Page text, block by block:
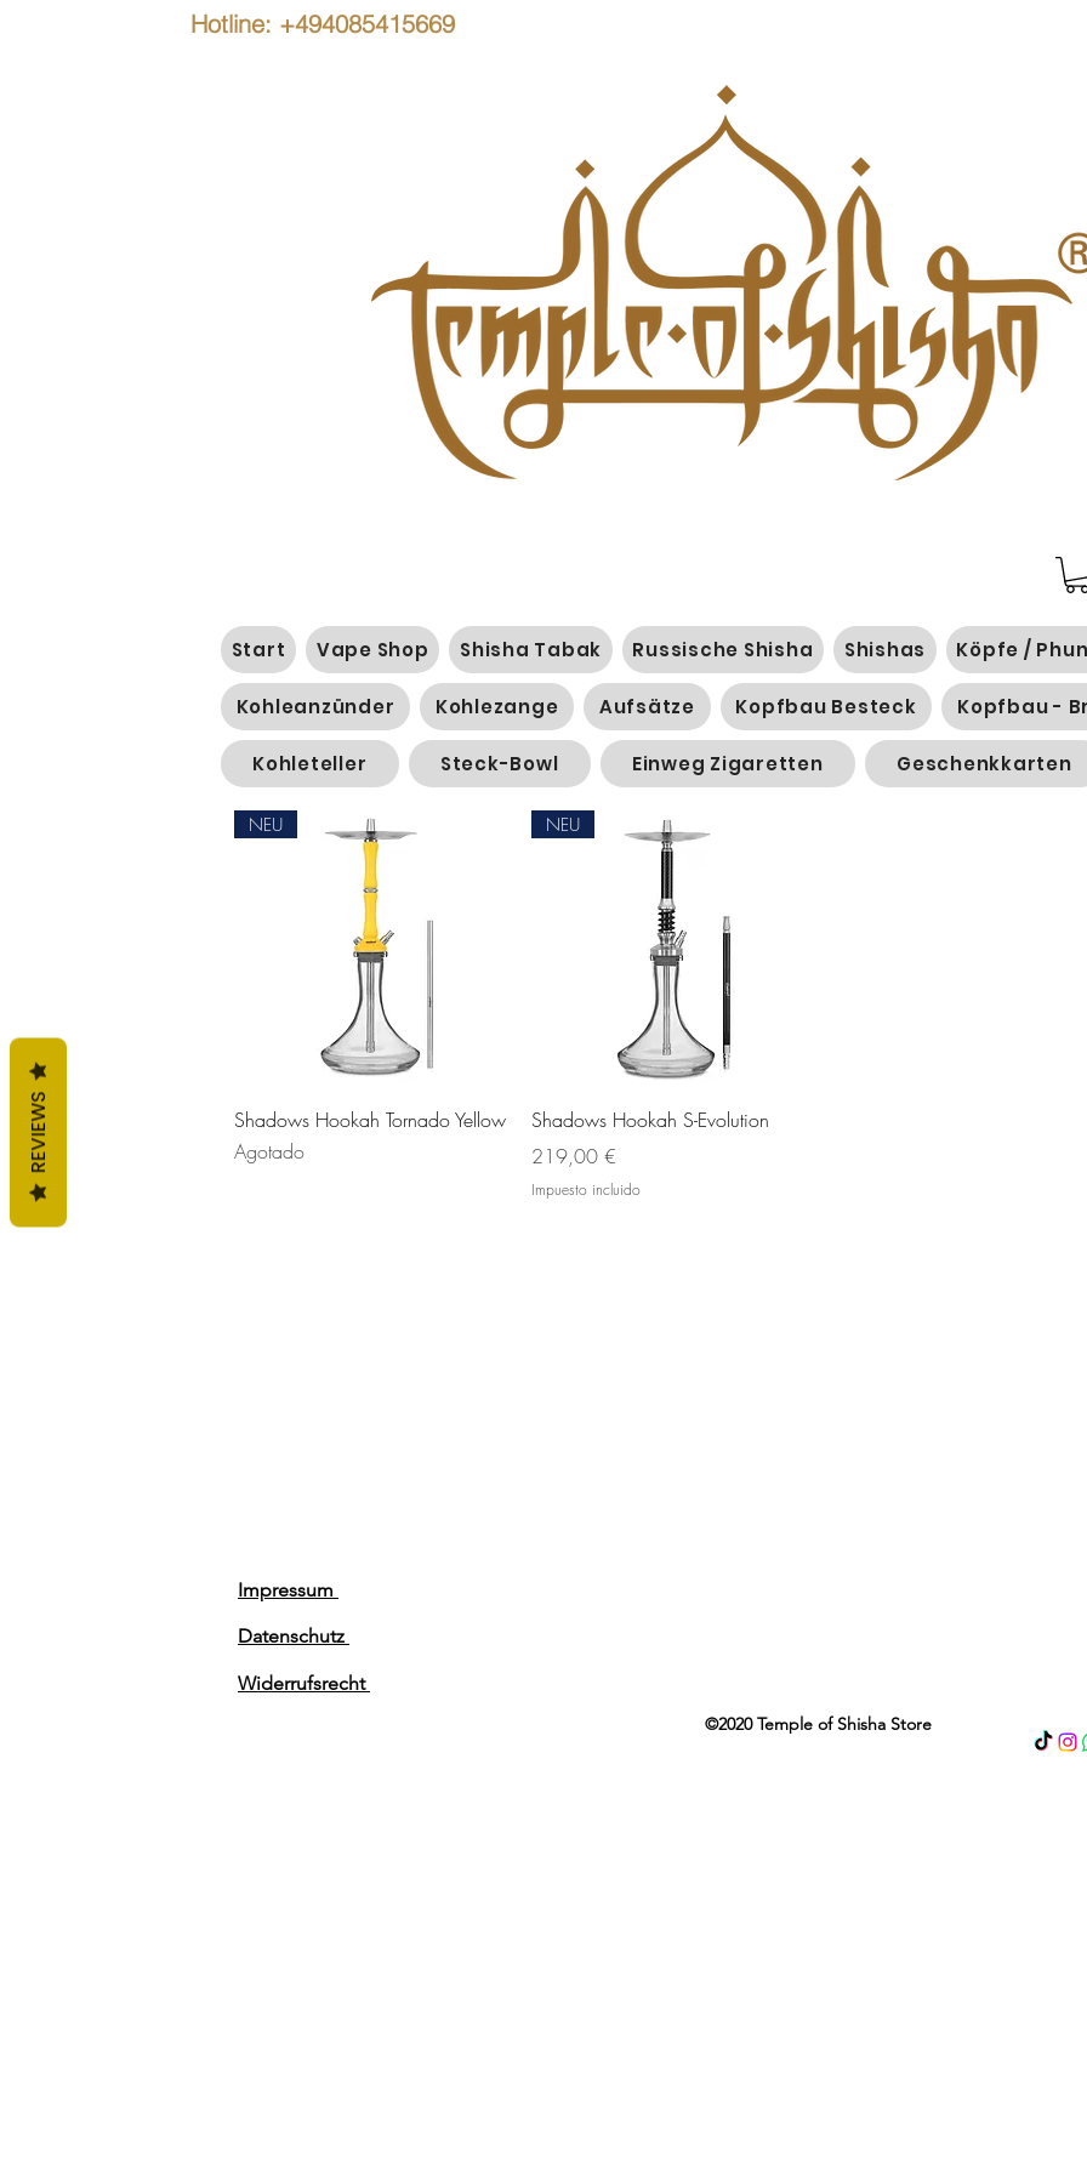
Hotline: +494085415669
Start Vape Shop Shisha Tabak Russische Shisha Shishas Köpfe /
Kohleanzünder Kohlezange Aufsätze Kopfbau Besteck Kopfbau -
Kohleteller Steck-Bowl Einweg Zigaretten Geschenkkarten
Vista rápida
NEU
Shadows Hookah Tornado Yellow
Agotado
Vista rápida
NEU
Shadows Hookah S-Evolution
Precio
219,00 €
Impuesto incluido
Impressum
Datenschutz
Widerrufsrecht
©2020 Temple of Shisha Store
REVIEWS